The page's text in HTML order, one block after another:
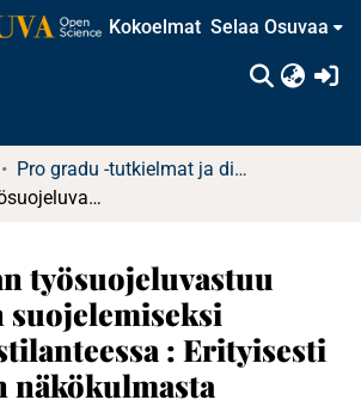
Kokoelmat Selaa Osuvaa
Pro gradu -tutkielmat ja diplomityöt
Työnantajan työsuojeluvastuu työntekijän suojelemiseksi maalittamistilanteessa : Erityisesti toimittajien näkökulmasta
työsuojeluvastuu
: Erityisesti